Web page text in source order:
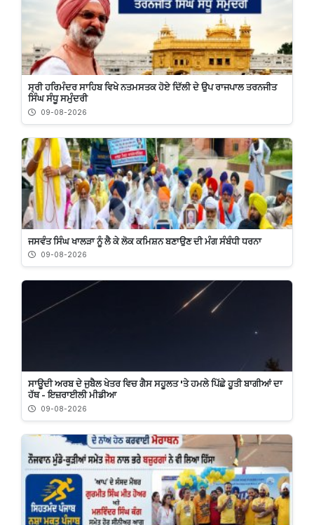
ਸ੍ਰੀ ਹਰਿਮੰਦਰ ਸਾਹਿਬ ਵਿਖੇ ਨਤਮਸਤਕ ਹੋਏ ਦਿੱਲੀ ਦੇ ਉਪ ਰਾਜਪਾਲ ਤਰਨਜੀਤ
ਸਿੰਘ ਸੰਧੂ ਸਮੁੰਦਰੀ
09-08-2026
ਜਸਵੰਤ ਸਿੰਘ ਖਾਲੜਾ ਨੂੰ ਲੈ ਕੇ ਲੋਕ ਕਮਿਸ਼ਨ ਬਣਾਉਣ ਦੀ ਮੰਗ ਸੰਬੰਧੀ ਧਰਨਾ
09-08-2026
ਸਾਊਦੀ ਅਰਬ ਦੇ ਜੁਬੈਲ ਖੇਤਰ ਵਿਚ ਗੈਸ ਸਹੂਲਤ 'ਤੇ ਹਮਲੇ ਪਿੱਛੇ ਹੂਤੀ ਬਾਗੀਆਂ ਦਾ
ਹੱਥ - ਇਜ਼ਰਾਈਲੀ ਮੀਡੀਆ
09-08-2026